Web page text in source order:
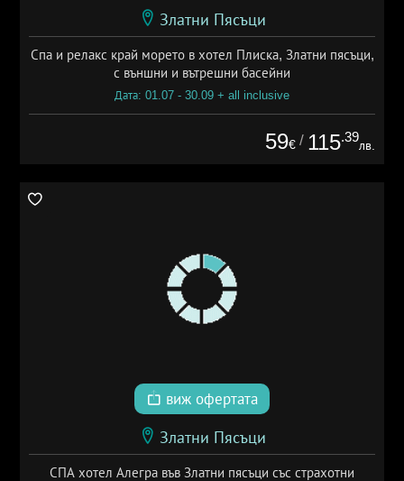
Златни Пясъци
Спа и релакс край морето в хотел Плиска, Златни пясъци,
с външни и вътрешни басейни
Дата: 01.07 - 30.09 + all inclusive
59€ / 115.39
лв.
виж офертата
Златни Пясъци
СПА хотел Алегра във Златни пясъци със страхотни